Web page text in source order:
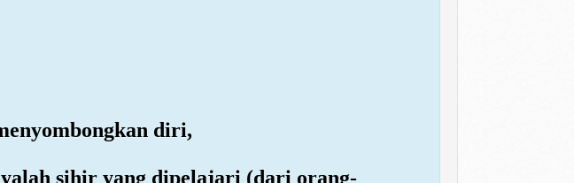
diri,
sihir yang dipelajari (dari orang-